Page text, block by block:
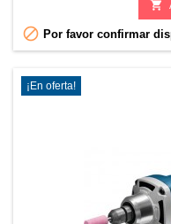

 Por favor confirmar
¡En oferta!